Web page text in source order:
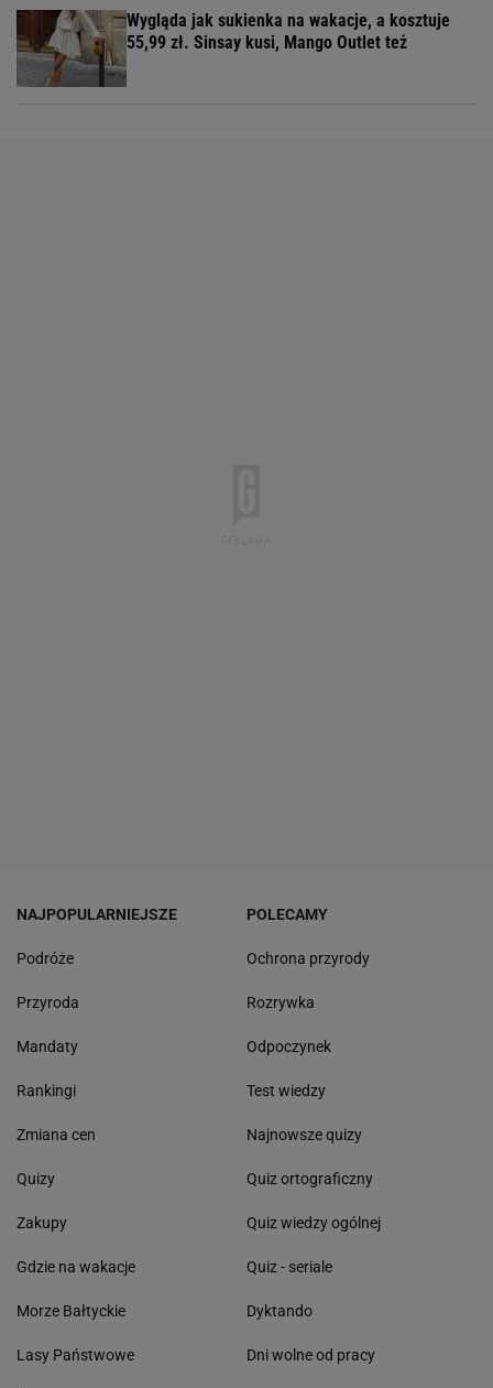
Wygląda jak sukienka na wakacje, a kosztuje
55,99 zł. Sinsay kusi, Mango Outlet też
NAJPOPULARNIEJSZE
Podróże
Przyroda
Mandaty
Rankingi
Zmiana cen
Quizy
Zakupy
Gdzie na wakacje
Morze Bałtyckie
Lasy Państwowe
POLECAMY
Ochrona przyrody
Rozrywka
Odpoczynek
Test wiedzy
Najnowsze quizy
Quiz ortograficzny
Quiz wiedzy ogólnej
Quiz - seriale
Dyktando
Dni wolne od pracy